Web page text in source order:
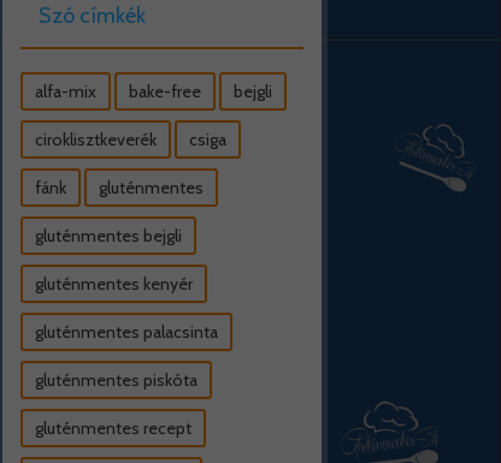
Szó címkék
alfa-mix bake-free bejgli
ciroklisztkeverék csiga
fánk gluténmentes
gluténmentes bejgli
gluténmentes kenyér
gluténmentes palacsinta
gluténmentes piskóta
gluténmentes recept